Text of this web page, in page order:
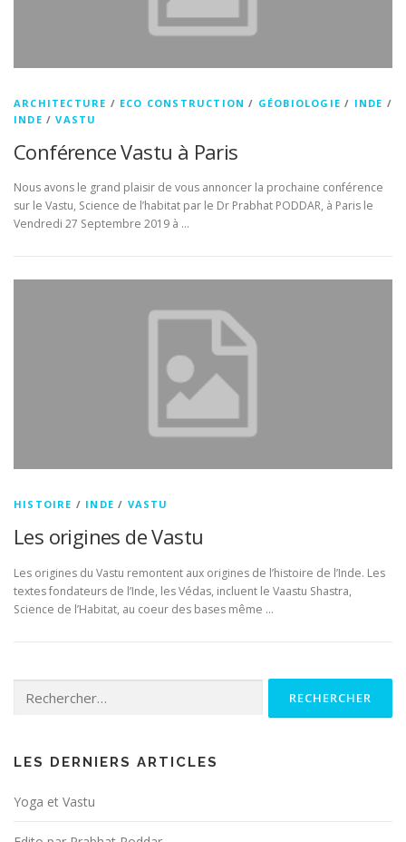
ARCHITECTURE / ECO CONSTRUCTION / GÉOBIOLOGIE / INDE /
INDE /VASTU
Conférence Vastu à Paris
Nous avons le grand plaisir de vous annoncer la prochaine conférence
sur le Vastu, Science de l’habitat par le Dr Prabhat PODDAR, à Paris le
Vendredi 27 Septembre 2019 à …
HISTOIRE / INDE / VASTU
Les origines de Vastu
Les origines du Vastu remontent aux origines de l’histoire de l’Inde. Les
textes fondateurs de l’Inde, les Védas, incluent le Vaastu Shastra,
Science de l’Habitat, au coeur des bases même …
LES DERNIERS ARTICLES
Yoga et Vastu